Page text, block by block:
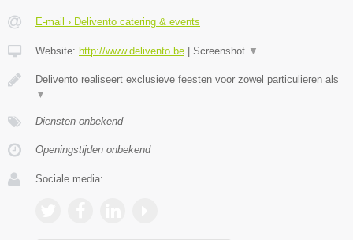
E-mail › Delivento catering & events
Website: http://www.delivento.be Screenshot ▼
Delivento realiseert exclusieve feesten voor zowel particulieren als
▼
Diensten onbekend
Openingstijden onbekend
Sociale media: